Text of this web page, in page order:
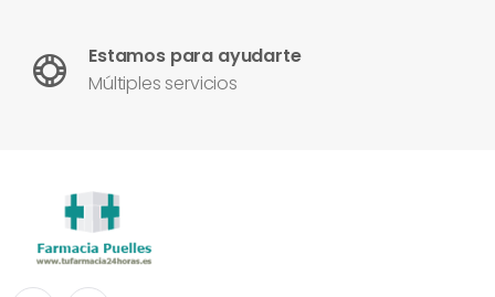
Estamos para ayudarte
Múltiples servicios